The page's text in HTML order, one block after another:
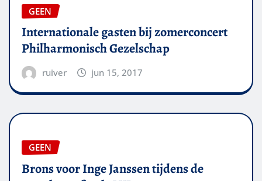
GEEN
Internationale gasten bij zomerconcert
Philharmonisch Gezelschap
ruiver jun 15, 2017
GEEN
Brons voor Inge Janssen tijdens de